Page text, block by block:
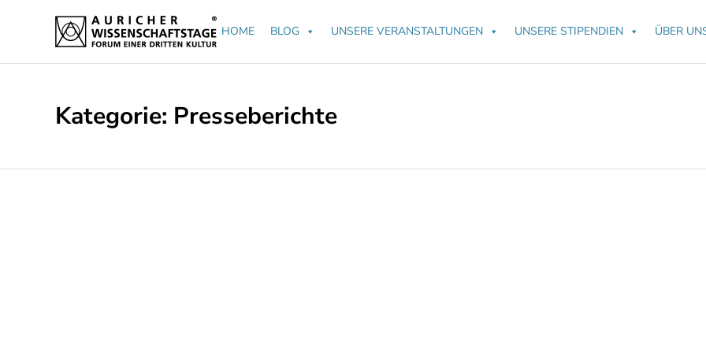
HOME BLOG UNSERE VERANSTALTUNGEN UNSERE STIPENDIEN ÜBER
Kategorie: Presseberichte